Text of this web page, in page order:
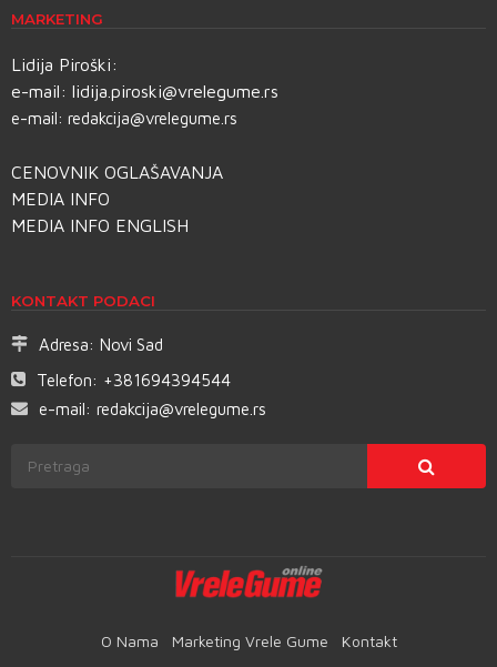
MARKETING
Lidija Piroški:
e-mail: lidija.piroski@vrelegume.rs
e-mail: redakcija@vrelegume.rs
CENOVNIK OGLAŠAVANJA
MEDIA INFO
MEDIA INFO ENGLISH
KONTAKT PODACI
Adresa: Novi Sad
Telefon: +381694394544
e-mail: redakcija@vrelegume.rs
O Nama Marketing Vrele Gume Kontakt